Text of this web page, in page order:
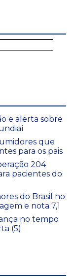
e alerta sobre
que
para os pais
204
pacientes do
do Brasil no
e nota 7,1
no tempo
(5)